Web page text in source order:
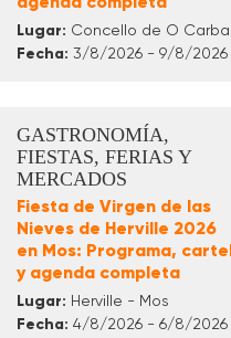
Lugar: Concello de O
Fecha: 3/8/2026 - 9/8/2026
GASTRONOMÍA,
FIESTAS, FERIAS Y
MERCADOS
Fiesta de Virgen de las
Nieves de Herville 2026
en Mos: Programa,
y agenda completa
Lugar: Herville - Mos
Fecha: 4/8/2026 - 6/8/2026